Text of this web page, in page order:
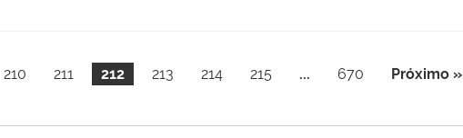
210 211 212 213 214 215 ... 670 Próximo »